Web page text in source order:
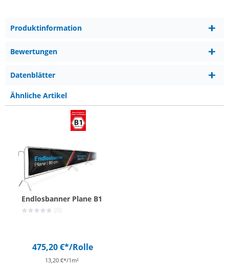
Produktinformation
Bewertungen
Datenblätter
Ähnliche Artikel
Endlosbanner Plane B1
(0)
475,20 €*/Rolle
13,20 €*/1m²